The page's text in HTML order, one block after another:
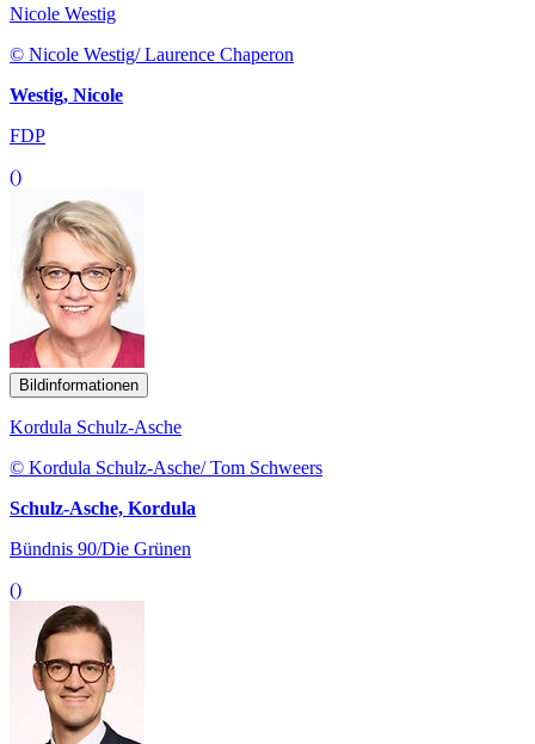
Nicole Westig
© Nicole Westig/ Laurence Chaperon
Westig, Nicole
FDP
()
Bildinformationen
Kordula Schulz-Asche
© Kordula Schulz-Asche/ Tom Schweers
Schulz-Asche, Kordula
Bündnis 90/Die Grünen
()